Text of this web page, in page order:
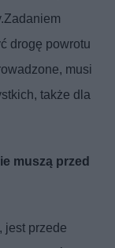
Zadaniem
drogę powrotu
musi
także dla
muszą przed
jest przede